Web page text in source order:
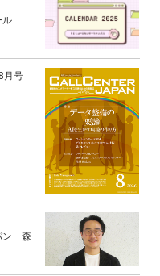
ル
月号
ン 森